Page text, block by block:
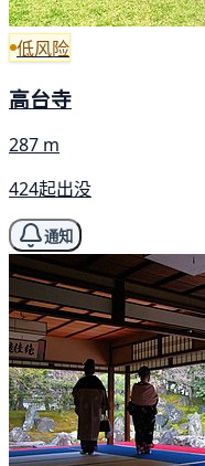
低风险
高台寺
287 m
424起出没
通知